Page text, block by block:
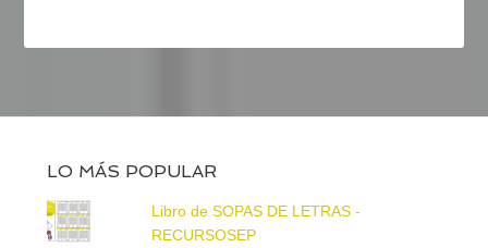
LO MÁS POPULAR
Libro de SOPAS DE LETRAS -
RECURSOSEP